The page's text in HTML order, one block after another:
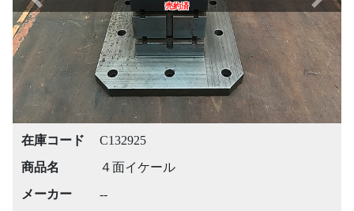
売約済
Previous Next
在庫コード
C132925
商品名
４面イケール
メーカー
--